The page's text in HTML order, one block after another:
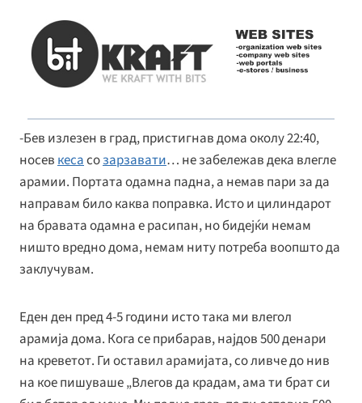
-Бев излезен в град, пристигнав дома околу 22:40,
носев кесасозарзавати… не забележав дека влегле
арамии. Портата одамна падна, а немав пари за да
направам било каква поправка. Исто и цилиндарот
на бравата одамна е расипан, но бидејќи немам
ништо вредно дома, немам ниту потреба воопшто да
заклучувам.
Еден ден пред 4-5 години исто така ми влегол
арамија дома. Кога се прибарав, најдов 500 денари
на креветот. Ги оставил арамијата, со ливче до нив
на кое пишуваше „Влегов да крадам, ама ти брат си